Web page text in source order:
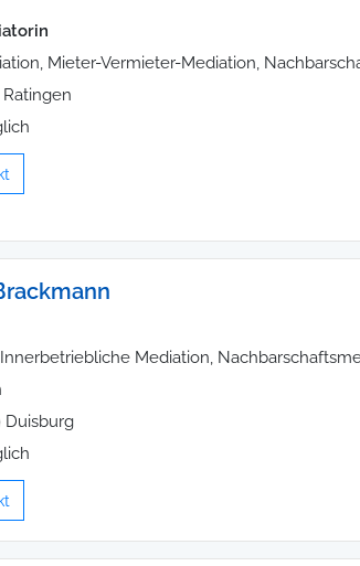
Mieter-Vermieter-Mediation,
Mediation,
Duisburg